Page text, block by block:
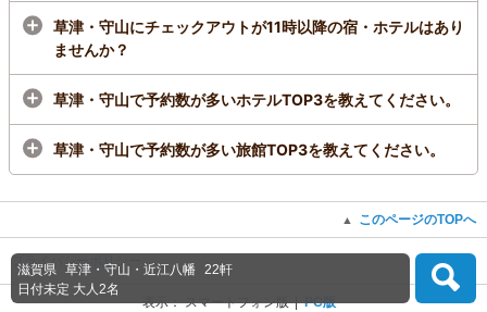
滋賀県 草津・守山・近江八幡 22軒
日付未定 大人2名
草津・守山にチェックアウトが11時以降の宿・ホテルはあり
ませんか？
草津・守山で予約数が多いホテルTOP3を教えてください。
草津・守山で予約数が多い旅館TOP3を教えてください。
▲ このページのTOPへ
プライバシーポリシー
表示： スマートフォン版 PC版